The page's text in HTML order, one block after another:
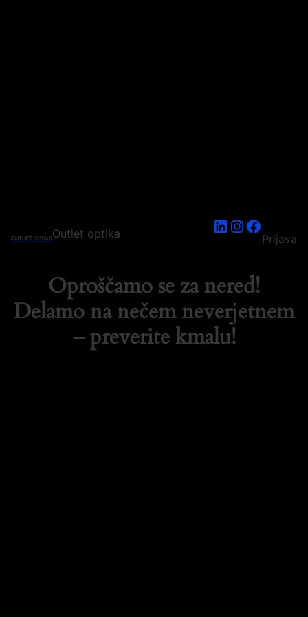
Outlet optika LinkedIn
Instagram
Prijava
Oproščamo se za nered!
Delamo na nečem neverjetnem
– preverite kmalu!